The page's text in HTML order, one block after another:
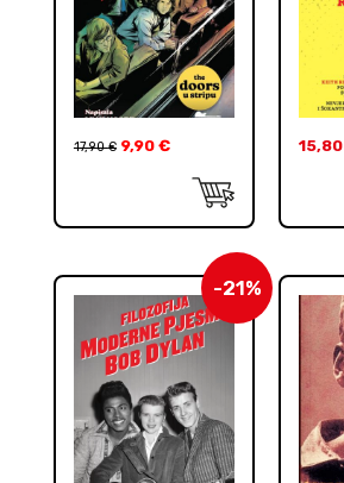
17,90€ 9,90 € 15,80
-21%